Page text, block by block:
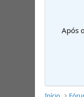
Após